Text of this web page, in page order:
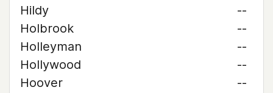
Hildy
--
Holbrook
--
Holleyman
--
Hollywood
--
Hoover
--